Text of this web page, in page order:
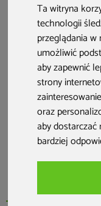
Ta witryna
technologii
przeglądania
umożliwić
aby zapewnić
strony
oraz
aby
bardziej